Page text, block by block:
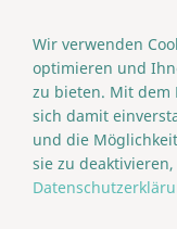
Wir verwenden
optimieren und
zu bieten. Mit dem
sich damit
und die
sie zu